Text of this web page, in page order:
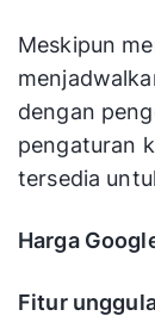
Meskipun
dengan
pengaturan
tersedia
Harga
Fitur